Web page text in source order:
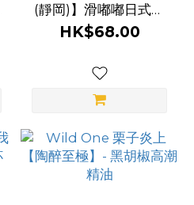
(靜岡)】滑嘟嘟日式溫
泉情趣凝膠粉 - 櫻花香
HK$68.00